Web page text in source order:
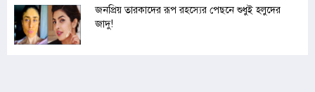
জনপ্রিয় তারকাদের রূপ রহস্যের পেছনে শুধুই হলুদের
জাদু!